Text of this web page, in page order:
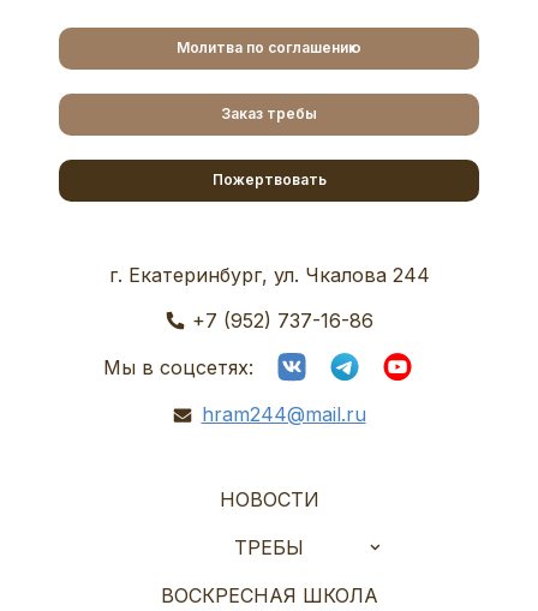
Молитва по соглашению
Заказ требы
Пожертвовать
г. Екатеринбург, ул. Чкалова 244
+7 (952) 737-16-86
Мы в соцсетях:
hram244@mail.ru
НОВОСТИ
ТРЕБЫ
ВОСКРЕСНАЯ ШКОЛА